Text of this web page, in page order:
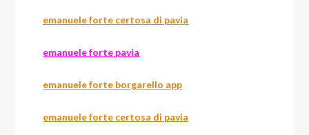
emanuele forte certosa di pavia
emanuele forte pavia
emanuele forte borgarello app
emanuele forte certosa di pavia